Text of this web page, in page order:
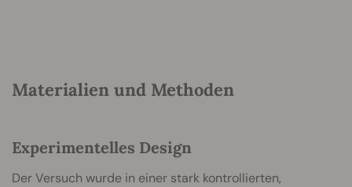
Materialien und Methoden
Experimentelles Design
Der Versuch wurde in einer stark kontrollierten,